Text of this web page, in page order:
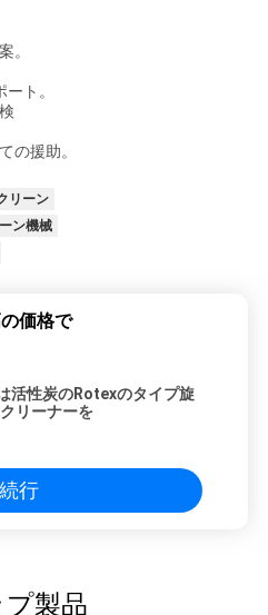
。
ト。
の援助。
リーン
ン機械
価格で
活性炭のRotexのタイプ旋
リーナーを
続行
プ製品